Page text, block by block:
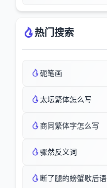
热门搜索
砈笔画
太坛繁体怎么写
商同繁体字怎么写
骤然反义词
断了腿的螃蟹歇后语